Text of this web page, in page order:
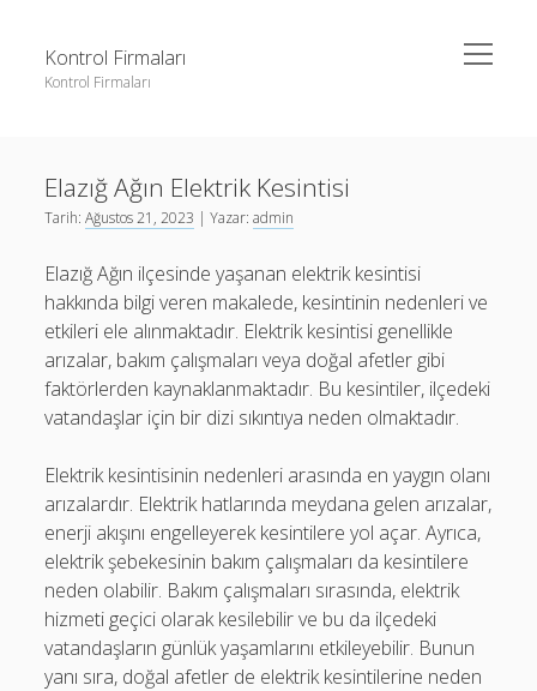
Kontrol Firmaları
Kontrol Firmaları
menüyü
aç
Liste
Sayfa Listesi
Şifresiz Facebook Beğeni Yükseltme
Youtube Dislike Arttırma Parasız
Liste
Sayfa Listesi
Şifresiz Facebook Beğeni Yükseltme
Youtube Dislike Arttırma Parasız
Elazığ Ağın Elektrik Kesintisi
Tarih:Ağustos 21, 2023 | Yazar:admin
Elazığ Ağın ilçesinde yaşanan elektrik kesintisi
hakkında bilgi veren makalede, kesintinin nedenleri ve
etkileri ele alınmaktadır. Elektrik kesintisi genellikle
arızalar, bakım çalışmaları veya doğal afetler gibi
faktörlerden kaynaklanmaktadır. Bu kesintiler, ilçedeki
vatandaşlar için bir dizi sıkıntıya neden olmaktadır.
Elektrik kesintisinin nedenleri arasında en yaygın olanı
arızalardır. Elektrik hatlarında meydana gelen arızalar,
enerji akışını engelleyerek kesintilere yol açar. Ayrıca,
elektrik şebekesinin bakım çalışmaları da kesintilere
neden olabilir. Bakım çalışmaları sırasında, elektrik
hizmeti geçici olarak kesilebilir ve bu da ilçedeki
vatandaşların günlük yaşamlarını etkileyebilir. Bunun
yanı sıra, doğal afetler de elektrik kesintilerine neden